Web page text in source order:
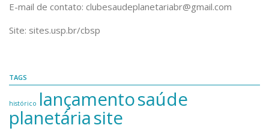
E-mail de contato: clubesaudeplanetariabr@gmail.com
Site: sites.usp.br/cbsp
TAGS
histórico lançamentosaúde
planetáriasite